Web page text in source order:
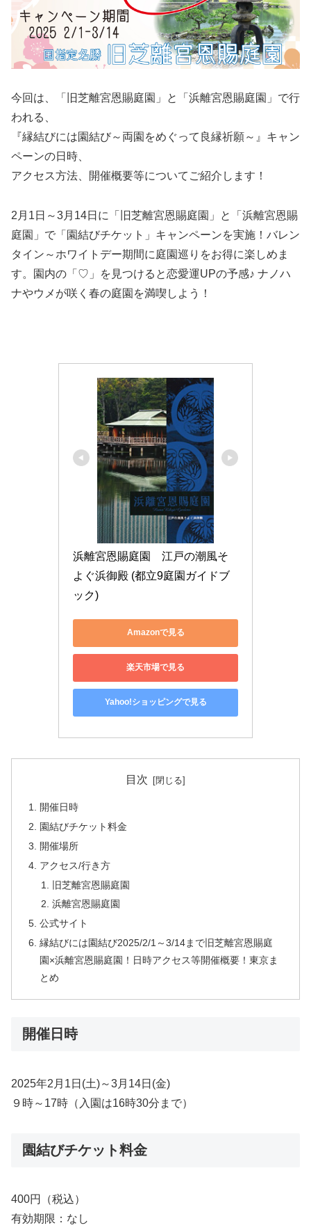
今回は、「旧芝離宮恩賜庭園」と「浜離宮恩賜庭園」で行
われる、
『縁結びには園結び～両園をめぐって良縁祈願～』キャン
ペーンの日時、
アクセス方法、開催概要等についてご紹介します！
2月1日～3月14日に「旧芝離宮恩賜庭園」と「浜離宮恩賜
庭園」で「園結びチケット」キャンペーンを実施！バレン
タイン～ホワイトデー期間に庭園巡りをお得に楽しめま
す。園内の「♡」を見つけると恋愛運UPの予感♪ ナノハ
ナやウメが咲く春の庭園を満喫しよう！
浜離宮恩賜庭園　江戸の潮風そ
よぐ浜御殿 (都立9庭園ガイドブ
ック)
Amazonで見る
楽天市場で見る
Yahoo!ショッピングで見る
目次
開催日時
園結びチケット料金
開催場所
アクセス/行き方
旧芝離宮恩賜庭園
浜離宮恩賜庭園
公式サイト
縁結びには園結び2025/2/1～3/14まで旧芝離宮恩賜庭
園×浜離宮恩賜庭園！日時アクセス等開催概要！東京ま
とめ
開催日時
2025年2月1日(土)～3月14日(金)
９時～17時（入園は16時30分まで）
園結びチケット料金
400円（税込）
有効期限：なし